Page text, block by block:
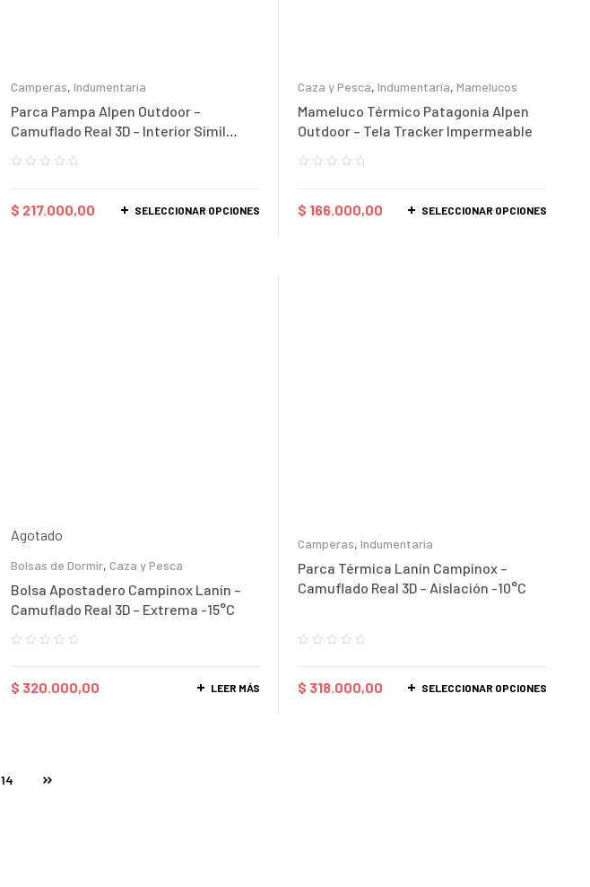
Camperas, Indumentaria
Parca Pampa Alpen Outdoor –
Camuflado Real 3D – Interior Símil
$ 217.000,00 SELECCIONAR OPCIONES
Caza y Pesca, Indumentaria, Mamelucos
Mameluco Térmico Patagonia Alpen
Outdoor – Tela Tracker Impermeable
$ 166.000,00 SELECCIONAR OPCIONES
Agotado
Bolsas de Dormir, Caza y Pesca
Bolsa Apostadero Campinox Lanín –
Camuflado Real 3D – Extrema -15°C
$ 320.000,00 LEER MÁS
Camperas, Indumentaria
Parca Térmica Lanín Campinox –
Camuflado Real 3D – Aislación -10°C
$ 318.000,00 SELECCIONAR OPCIONES
14